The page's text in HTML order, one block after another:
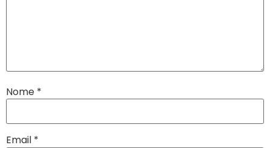
Nome *
Email *